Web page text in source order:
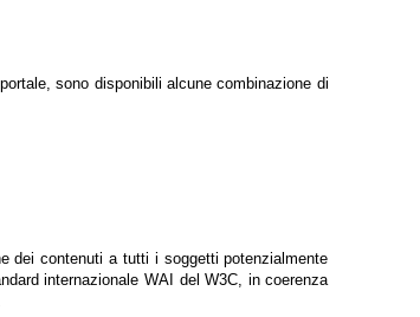
sono disponibili alcune combinazione di
dei contenuti a tutti i soggetti potenzialmente
internazionale WAI del W3C, in coerenza